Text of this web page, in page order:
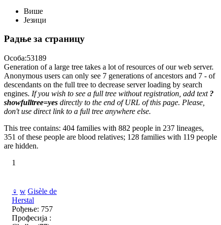
Више
Језици
Радње за страницу
Особа:53189
Generation of a large tree takes a lot of resources of our web server.
Anonymous users can only see 7 generations of ancestors and 7 - of
descendants on the full tree to decrease server loading by search
engines. If you wish to see a full tree without registration, add text ?
showfulltree=yes directly to the end of URL of this page. Please,
don't use direct link to a full tree anywhere else.
This tree contains: 404 families with 882 people in 237 lineages,
351 of these people are blood relatives; 128 families with 119 people
are hidden.
1
♀ w Gisèle de
Herstal
Рођење: 757
Професија :